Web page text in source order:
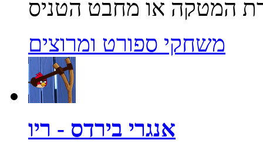
משחקי ספורט ומרוצים
אנגרי בירדס - ריו